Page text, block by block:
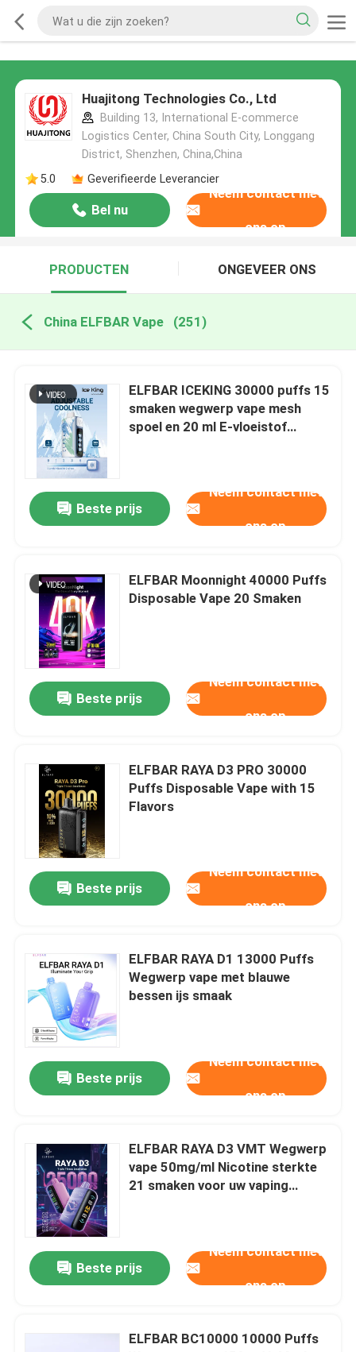
Huajitong Technologies Co., Ltd
Building 13, International E-commerce
Logistics Center, China South City, Longgang
District, Shenzhen, China,China
5.0
Geverifieerde Leverancier
Bel nu
Neem contact met
ons op
PRODUCTEN ONGEVEER ONS
China ELFBAR Vape (251)
ELFBAR ICEKING 30000 puffs 15
smaken wegwerp vape mesh
spoel en 20 ml E-vloeistof
Beste prijs
Neem contact met
ons op
ELFBAR Moonnight 40000 Puffs
Disposable Vape 20 Smaken
Beste prijs
Neem contact met
ons op
ELFBAR RAYA D3 PRO 30000
Puffs Disposable Vape with 15
Flavors
Beste prijs
Neem contact met
ons op
ELFBAR RAYA D1 13000 Puffs
Wegwerp vape met blauwe
bessen ijs smaak
Beste prijs
Neem contact met
ons op
ELFBAR RAYA D3 VMT Wegwerp
vape 50mg/ml Nicotine sterkte
21 smaken voor uw vaping
Beste prijs
Neem contact met
ons op
ELFBAR BC10000 10000 Puffs